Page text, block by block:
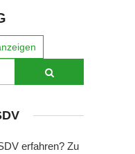
erfahren? Zu